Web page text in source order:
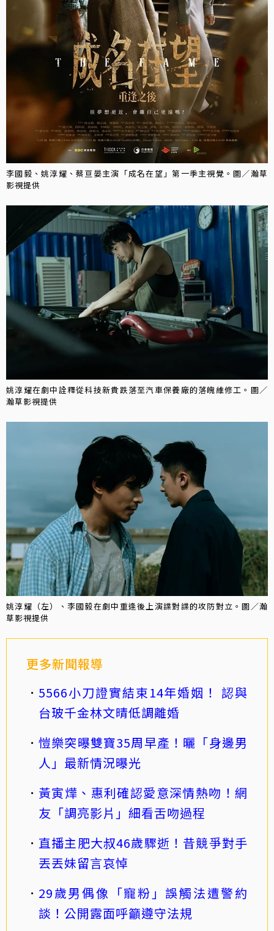
李國毅、姚淳耀、蔡亘晏主演「成名在望」第一季主視覺。圖／瀚草
影視提供
姚淳耀在劇中詮釋從科技新貴跌落至汽車保養廠的落魄維修工。圖／
瀚草影視提供
姚淳耀（左）、李國毅在劇中重逢後上演諜對諜的攻防對立。圖／瀚
草影視提供
更多新聞報導
5566小刀證實結束14年婚姻！ 認與
台玻千金林文晴低調離婚
愷樂突曝雙寶35周早產！曬「身邊男
人」最新情況曝光
黃寅燁、惠利確認愛意深情熱吻！網
友「調亮影片」細看舌吻過程
直播主肥大叔46歲驟逝！昔競爭對手
丟丟妹留言哀悼
29歲男偶像「寵粉」誤觸法遭警約
談！公開露面呼籲遵守法規